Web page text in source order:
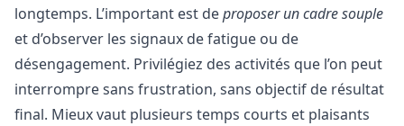
longtemps. L’important est deproposer un cadre souple
et d’observer les signaux de fatigue ou de
désengagement. Privilégiez des activités que l’on peut
interrompre sans frustration, sans objectif de résultat
final. Mieux vaut plusieurs temps courts et plaisants